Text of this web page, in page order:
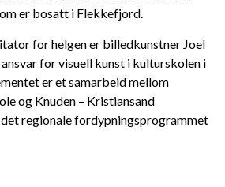
er bosatt i Flekkefjord.
for helgen er billedkunstner Joel
for visuell kunst i kulturskolen i
er et samarbeid mellom
og Knuden – Kristiansand
regionale fordypningsprogrammet